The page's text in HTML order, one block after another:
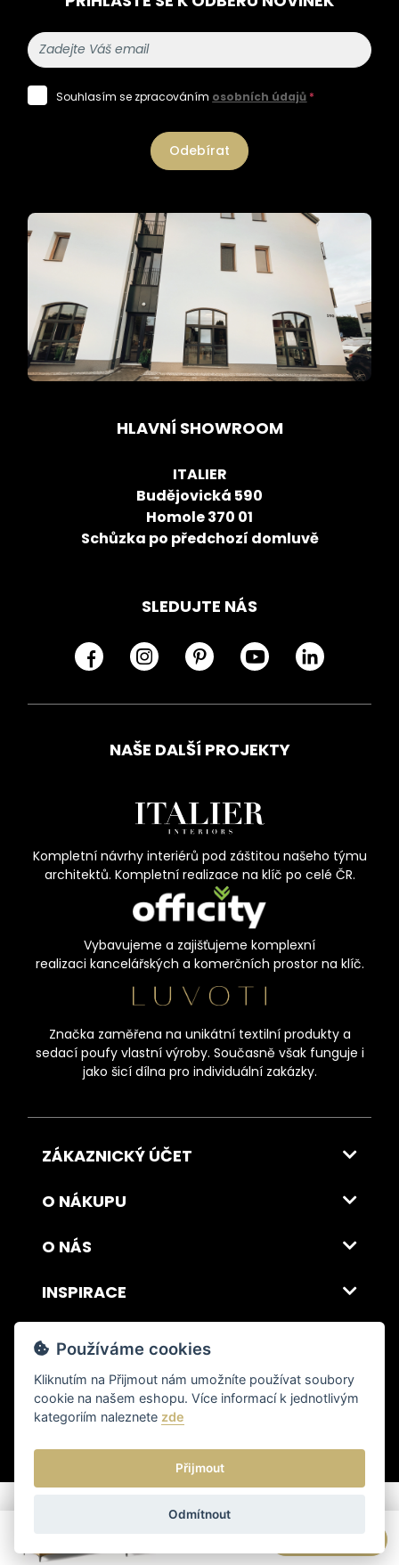
Souhlasím se zpracováním osobních údajů *
Odebírat
HLAVNÍ SHOWROOM
ITALIER
Budějovická 590
Homole 370 01
Schůzka po předchozí domluvě
SLEDUJTE NÁS
NAŠE DALŠÍ PROJEKTY
Kompletní návrhy interiérů pod záštitou našeho týmu
architektů. Kompletní realizace na klíč po celé ČR.
Vybavujeme a zajišťujeme komplexní
realizaci kancelářských a komerčních prostor na klíč.
Značka zaměřena na unikátní textilní produkty a
sedací poufy vlastní výroby. Současně však funguje i
jako šicí dílna pro individuální zakázky.
ZÁKAZNICKÝ ÚČET
O NÁKUPU
O NÁS
INSPIRACE
DOPRAVA A PLATBA
© 2026 ITALSKY INTERIER s.r.o. Vytvořilo INIZIO Internet Media s.r.o.|
nastavení cookies
Používáme cookies
Kliknutím na Přijmout nám umožníte používat soubory
cookie na našem eshopu. Více informací k jednotlivým
kategoriím naleznete zde
Přijmout
Odmítnout